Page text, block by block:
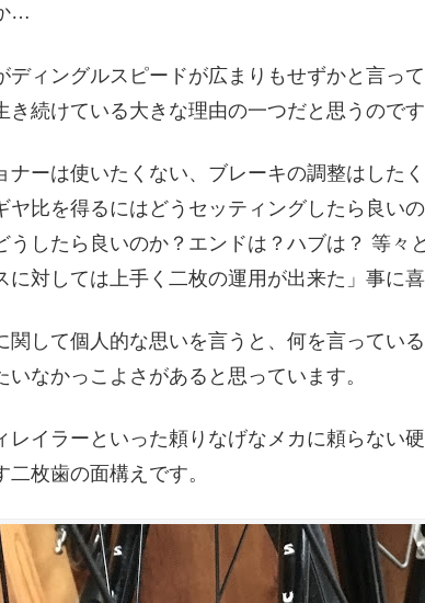
…
ディングルスピードが広まりもせずかと言っ
き続けている大きな理由の一つだと思うので
ナーは使いたくない、ブレーキの調整はした
ヤ比を得るにはどうセッティングしたら良い
うしたら良いのか？エンドは？ハブは？ 等々
に対しては上手く二枚の運用が出来た」事に
関して個人的な思いを言うと、何を言ってい
いなかっこよさがあると思っています。
レイラーといった頼りなげなメカに頼らない
二枚歯の面構えです。